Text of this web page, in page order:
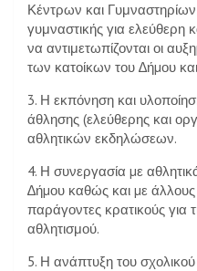
Κέντρων και
γυμναστικής για
να αντιμετωπίζονται οι
των κατοίκων του ∆ήµου
3. Η εκπόνηση και
άθλησης (ελεύθερης και
αθλητικών εκδηλώσεων.
4. Η συνεργασία µε
∆ήµου καθώς και µε άλλους
παράγοντες κρατικούς για
αθλητισμού.
5. Η ανάπτυξη του